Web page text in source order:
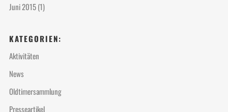
Juni 2015(1)
KATEGORIEN:
Aktivitäten
News
Oldtimersammlung
Presseartikel